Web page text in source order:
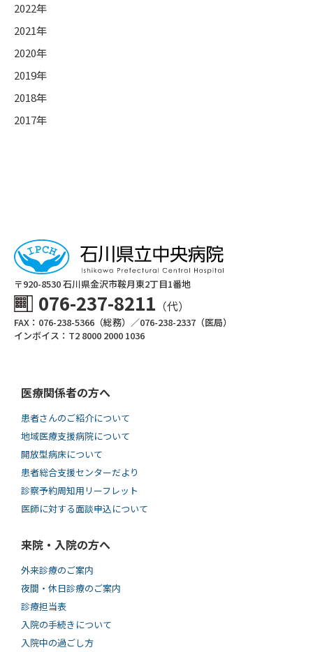
2022年
2021年
2020年
2019年
2018年
2017年
〒920-8530 ⽯川県⾦沢市鞍⽉東2丁⽬1番地
076-237-8211 （代）
FAX：076-238-5366（総務）／076-238-2337（医局）
インボイス：T2 8000 2000 1036
医療関係者の方へ
患者さんのご紹介について
地域医療支援病院について
開放型病床について
患者総合支援センターだより
診察予約周知用リーフレット
医師に対する面談申込について
来院・入院の方へ
外来診療のご案内
夜間・休日診療のご案内
診療担当表
入院の手続きについて
入院中の過ごし方